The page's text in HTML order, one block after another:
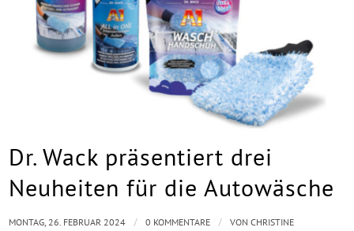
Dr. Wack präsentiert drei
Neuheiten für die Autowäsche
MONTAG, 26. FEBRUAR 2024 / 0 KOMMENTARE / VONCHRISTINE